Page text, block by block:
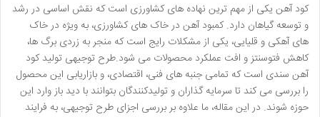
کود آهن یکی از مهم ترین نهاده های کشاورزی است که نقش اساسی در رشد
و توسعه گیاهان دارد. کمبود آهن در خاک های کشاورزی، به ویژه در خاک
های آهکی و قلیایی، یکی از مشکلات رایج است که منجر به زردی برگ ها،
کاهش فتوسنتز و افت عملکرد محصولات می شود.طرح توجیهی تولید کود
آهن سندی است که تمامی جنبه های فنی، اقتصادی، و بازاریابی این محصول
را بررسی می کند تا سرمایه گذاران و تولیدکنندگان بتوانند با دید باز وارد این
حوزه شوند. در این مقاله، ما علاوه بر بررسی اجزای طرح توجیهی، به فرایند